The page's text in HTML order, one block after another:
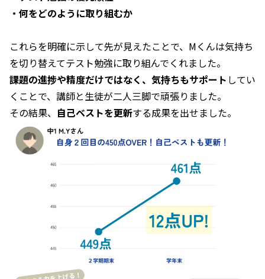
・何をどのように取り組むか
これらを明確に示して先が見えたことで、Mくんは気持ち
を切り替えてテスト勉強に取り組んでくれました。
課題の進捗や精度だけではなく、気持ちもサポート してい
くことで、講師と生徒が二人三脚で頑張りました。
その結果、 自己ベストを更新する成果を出せました。